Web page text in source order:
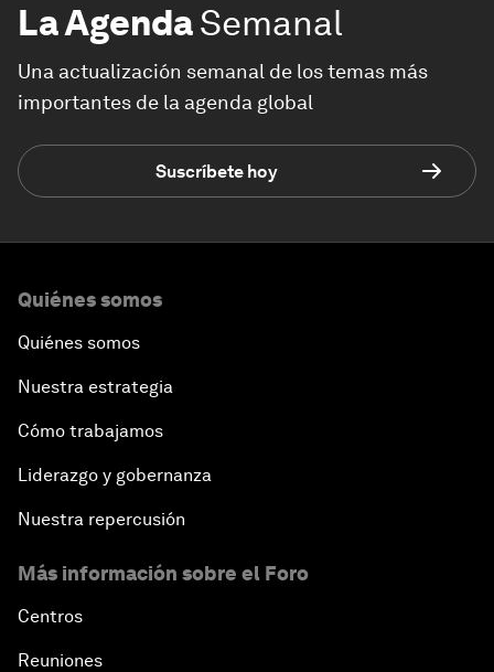
La AgendaSemanal
Una actualización semanal de los temas más
importantes de la agenda global
Suscríbete hoy
Quiénes somos
Quiénes somos
Nuestra estrategia
Cómo trabajamos
Liderazgo y gobernanza
Nuestra repercusión
Más información sobre el Foro
Centros
Reuniones